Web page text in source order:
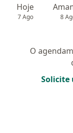
Hoje
7 Ago 8
O
Solicite